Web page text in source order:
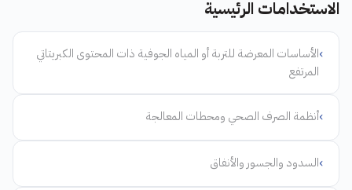
الاستخدامات الرئيسية
›الأساسات المعرضة للتربة أو المياه الجوفية ذات المحتوى الكبريتاتي
المرتفع
›أنظمة الصرف الصحي ومحطات المعالجة
›السدود والجسور والأنفاق